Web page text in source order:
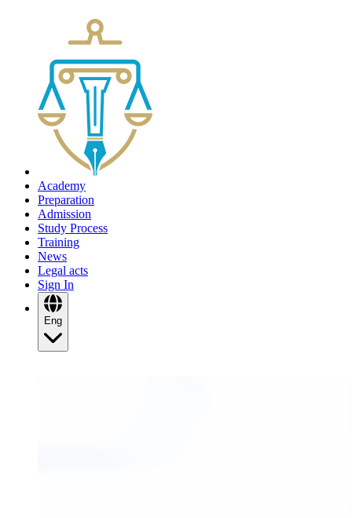
Academy
Preparation
Admission
Study Process
Training
News
Legal acts
Sign In
Eng